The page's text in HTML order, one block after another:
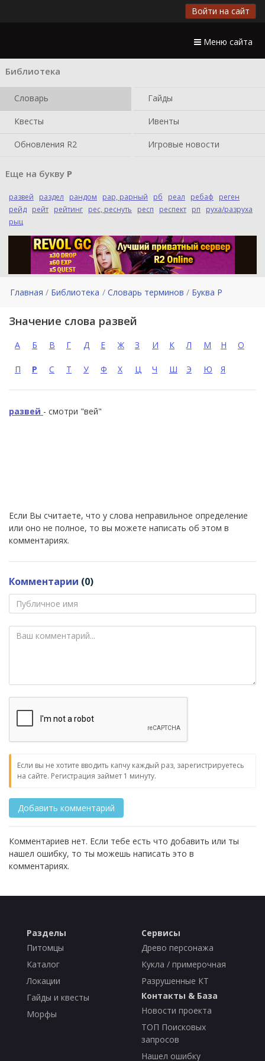
Войти на сайт
Меню сайта
Библиотека
Словарь Гайды
Квесты Ивенты
Обновления R2 Игровые новости
Еще на букву Р
развей раздел рандом рар, рарный рб реал ребаф
реген
рейд рейт рейтинг рес, реснуть респ респект рп
руха/разруха
рыц
Главная Библиотека Словарь терминов Буква Р
Значение слова развей
А Б В Г Д Е Ж З И К Л М Н О
П Р С Т У Ф Х Ц Ч Ш Э Ю Я
развей - смотри "вей"
Если Вы считаете, что у слова неправильное определение
или оно не полное, то вы можете написать об этом в
комментариях.
Комментарии (0)
Если вы не хотите вводить капчу каждый раз, зарегистрируетесь
на сайте. Регистрация займет 1 минуту.
Комментариев нет. Если тебе есть что добавить или ты
нашел ошибку, то ты можешь написать это в
комментариях.
Разделы
Питомцы
Каталог
Локации
Гайды и квесты
Морфы
Сервисы
Древо персонажа
Кукла / примерочная
Разрушенные КТ
Контакты & База
Новости проекта
ТОП Поисковых
запросов
Нашел ошибку